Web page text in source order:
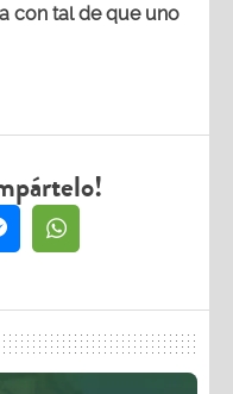
con tal de que uno